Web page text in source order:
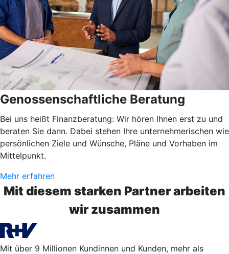
Genossenschaftliche Beratung
Bei uns heißt Finanzberatung: Wir hören Ihnen erst zu und
beraten Sie dann. Dabei stehen Ihre unternehmerischen wie
persönlichen Ziele und Wünsche, Pläne und Vorhaben im
Mittelpunkt.
Mehr erfahren
Mit diesem starken Partner arbeiten
wir zusammen
Mit über 9 Millionen Kundinnen und Kunden, mehr als